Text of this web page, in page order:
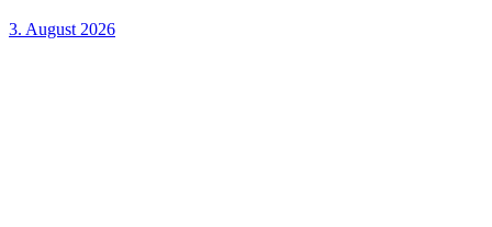
3. August 2026